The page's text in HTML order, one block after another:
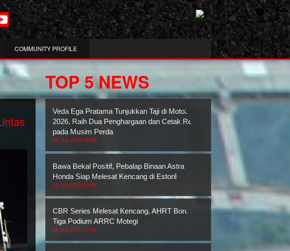
COMMUNITY PROFILE
TOP 5 NEWS
Veda Ega Pratama Tunjukkan Taji di Moto3
2026, Raih Dua Penghargaan dan Cetak Rekor
pada Musim Perda
15 Jun 2026 08:40
Bawa Bekal Positif, Pebalap Binaan Astra
Honda Siap Melesat Kencang di Estoril
11 Jun 2026 10:59
CBR Series Melesat Kencang, AHRT Borong
Tiga Podium ARRC Motegi
15 Jun 2026 07:40